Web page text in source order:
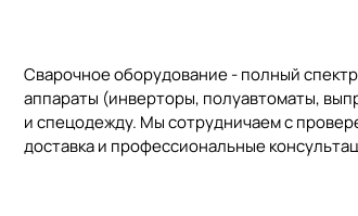
Сварочное оборудование - полный
аппараты (инверторы, полуавтоматы,
и спецодежду. Мы сотрудничаем с
доставка и профессиональные